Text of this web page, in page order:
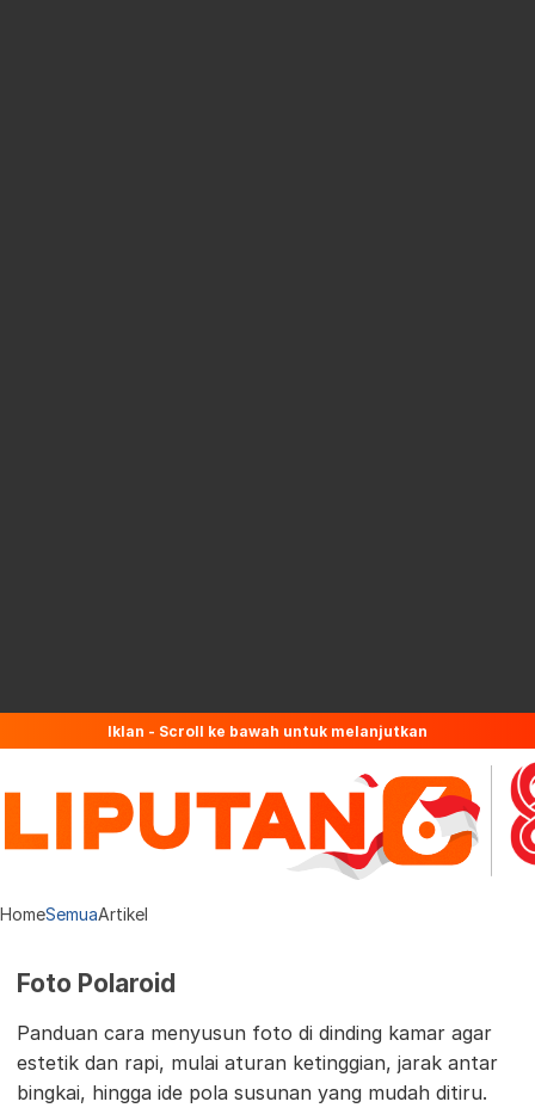
Iklan - Scroll ke bawah untuk melanjutkan
HomeSemuaArtikel
Foto Polaroid
Panduan cara menyusun foto di dinding kamar agar
estetik dan rapi, mulai aturan ketinggian, jarak antar
bingkai, hingga ide pola susunan yang mudah ditiru.